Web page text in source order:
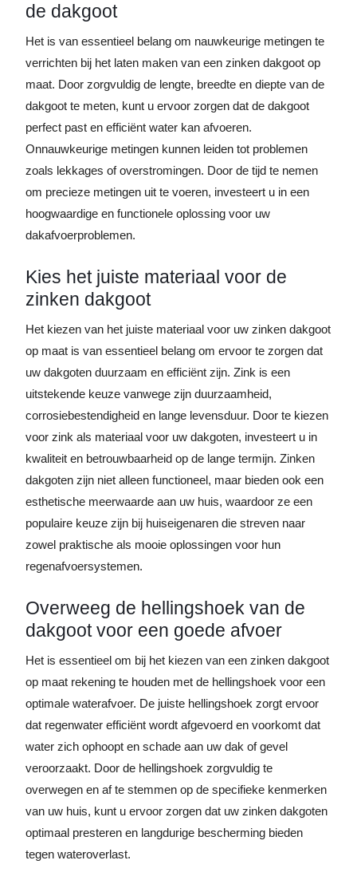
de dakgoot
Het is van essentieel belang om nauwkeurige metingen te
verrichten bij het laten maken van een zinken dakgoot op
maat. Door zorgvuldig de lengte, breedte en diepte van de
dakgoot te meten, kunt u ervoor zorgen dat de dakgoot
perfect past en efficiënt water kan afvoeren.
Onnauwkeurige metingen kunnen leiden tot problemen
zoals lekkages of overstromingen. Door de tijd te nemen
om precieze metingen uit te voeren, investeert u in een
hoogwaardige en functionele oplossing voor uw
dakafvoerproblemen.
Kies het juiste materiaal voor de
zinken dakgoot
Het kiezen van het juiste materiaal voor uw zinken dakgoot
op maat is van essentieel belang om ervoor te zorgen dat
uw dakgoten duurzaam en efficiënt zijn. Zink is een
uitstekende keuze vanwege zijn duurzaamheid,
corrosiebestendigheid en lange levensduur. Door te kiezen
voor zink als materiaal voor uw dakgoten, investeert u in
kwaliteit en betrouwbaarheid op de lange termijn. Zinken
dakgoten zijn niet alleen functioneel, maar bieden ook een
esthetische meerwaarde aan uw huis, waardoor ze een
populaire keuze zijn bij huiseigenaren die streven naar
zowel praktische als mooie oplossingen voor hun
regenafvoersystemen.
Overweeg de hellingshoek van de
dakgoot voor een goede afvoer
Het is essentieel om bij het kiezen van een zinken dakgoot
op maat rekening te houden met de hellingshoek voor een
optimale waterafvoer. De juiste hellingshoek zorgt ervoor
dat regenwater efficiënt wordt afgevoerd en voorkomt dat
water zich ophoopt en schade aan uw dak of gevel
veroorzaakt. Door de hellingshoek zorgvuldig te
overwegen en af te stemmen op de specifieke kenmerken
van uw huis, kunt u ervoor zorgen dat uw zinken dakgoten
optimaal presteren en langdurige bescherming bieden
tegen wateroverlast.